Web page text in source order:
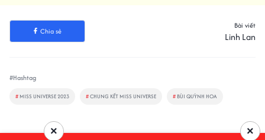
Chia sẻ
Bài viết
Linh Lan
#Hashtag
# MISS UNIVERSE 2023 #CHUNG KẾT MISS UNIVERSE # BÙI QUỲNH HOA
×
×